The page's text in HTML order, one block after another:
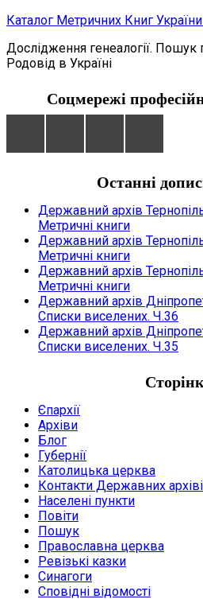
Skip
content
Каталог Метричних Книг України
Дослідження генеалогії. Пошук
Родовід в Україні
Соцмережі
Останні
Державний архів
Метричні книги
Державний архів
Метричні книги
Державний архів
Метричні книги
Державний архів
Списки виселених. Ч.36
Державний архів
Списки виселених. Ч.35
Єпархії
Архіви
Блог
Губернії
Католицька церква
Контакти Державних
Населені пункти
Повіти
Пошук
Православна церква
Ревізькі казки
Синагоги
Сповідні відомості